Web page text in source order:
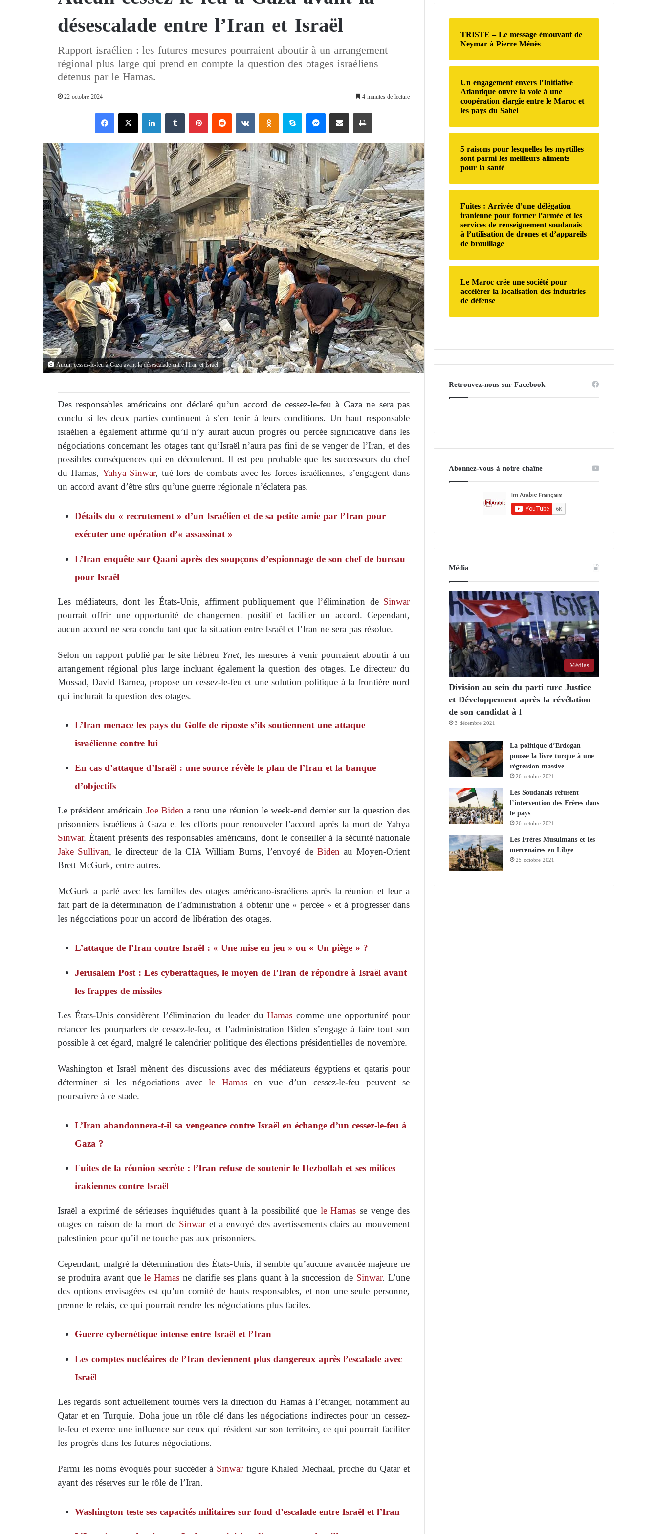
désescalade entre l’Iran et Israël
Rapport israélien : les futures mesures pourraient aboutir à un arrangement
régional plus large qui prend en compte la question des otages israéliens
détenus par le Hamas.
22 octobre 2024 4 minutes de lecture
X
Aucun cessez-le-feu à Gaza avant la désescalade entre l'Iran et Israël
Des responsables américains ont déclaré qu’un accord de cessez-le-feu à Gaza ne sera pas
conclu si les deux parties continuent à s’en tenir à leurs conditions. Un haut responsable
israélien a également affirmé qu’il n’y aurait aucun progrès ou percée significative dans les
négociations concernant les otages tant qu’Israël n’aura pas fini de se venger de l’Iran, et des
possibles conséquences qui en découleront. Il est peu probable que les successeurs du chef
du Hamas, Yahya Sinwar, tué lors de combats avec les forces israéliennes, s’engagent dans
un accord avant d’être sûrs qu’une guerre régionale n’éclatera pas.
Détails du « recrutement » d’un Israélien et de sa petite amie par l’Iran pour
exécuter une opération d’« assassinat »
L’Iran enquête sur Qaani après des soupçons d’espionnage de son chef de bureau
pour Israël
Les médiateurs, dont les États-Unis, affirment publiquement que l’élimination de Sinwar
pourrait offrir une opportunité de changement positif et faciliter un accord. Cependant,
aucun accord ne sera conclu tant que la situation entre Israël et l’Iran ne sera pas résolue.
Selon un rapport publié par le site hébreu Ynet, les mesures à venir pourraient aboutir à un
arrangement régional plus large incluant également la question des otages. Le directeur du
Mossad, David Barnea, propose un cessez-le-feu et une solution politique à la frontière nord
qui inclurait la question des otages.
L’Iran menace les pays du Golfe de riposte s’ils soutiennent une attaque
israélienne contre lui
En cas d’attaque d’Israël : une source révèle le plan de l’Iran et la banque
d’objectifs
Le président américain Joe Biden a tenu une réunion le week-end dernier sur la question des
prisonniers israéliens à Gaza et les efforts pour renouveler l’accord après la mort de Yahya
Sinwar. Étaient présents des responsables américains, dont le conseiller à la sécurité nationale
Jake Sullivan, le directeur de la CIA William Burns, l’envoyé de Biden au Moyen-Orient
Brett McGurk, entre autres.
McGurk a parlé avec les familles des otages américano-israéliens après la réunion et leur a
fait part de la détermination de l’administration à obtenir une « percée » et à progresser dans
les négociations pour un accord de libération des otages.
L’attaque de l’Iran contre Israël : « Une mise en jeu » ou « Un piège » ?
Jerusalem Post : Les cyberattaques, le moyen de l’Iran de répondre à Israël avant
les frappes de missiles
Les États-Unis considèrent l’élimination du leader duHamas comme une opportunité pour
relancer les pourparlers de cessez-le-feu, et l’administration Biden s’engage à faire tout son
possible à cet égard, malgré le calendrier politique des élections présidentielles de novembre.
Washington et Israël mènent des discussions avec des médiateurs égyptiens et qataris pour
déterminer si les négociations avecle Hamasen vue d’un cessez-le-feu peuvent se
poursuivre à ce stade.
L’Iran abandonnera-t-il sa vengeance contre Israël en échange d’un cessez-le-feu à
Gaza ?
Fuites de la réunion secrète : l’Iran refuse de soutenir le Hezbollah et ses milices
irakiennes contre Israël
Israël a exprimé de sérieuses inquiétudes quant à la possibilité quele Hamas se venge des
otages en raison de la mort de Sinwaret a envoyé des avertissements clairs au mouvement
palestinien pour qu’il ne touche pas aux prisonniers.
Cependant, malgré la détermination des États-Unis, il semble qu’aucune avancée majeure ne
se produira avant quele Hamasne clarifie ses plans quant à la succession de Sinwar. L’une
des options envisagées est qu’un comité de hauts responsables, et non une seule personne,
prenne le relais, ce qui pourrait rendre les négociations plus faciles.
Guerre cybernétique intense entre Israël et l’Iran
Les comptes nucléaires de l’Iran deviennent plus dangereux après l’escalade avec
Israël
Les regards sont actuellement tournés vers la direction du Hamas à l’étranger, notamment au
Qatar et en Turquie. Doha joue un rôle clé dans les négociations indirectes pour un cessez-
le-feu et exerce une influence sur ceux qui résident sur son territoire, ce qui pourrait faciliter
les progrès dans les futures négociations.
Parmi les noms évoqués pour succéder à Sinwarfigure Khaled Mechaal, proche du Qatar et
ayant des réserves sur le rôle de l’Iran.
Washington teste ses capacités militaires sur fond d’escalade entre Israël et l’Iran
c
h
e
TRISTE – Le message émouvant de
Neymar à Pierre Ménès
Un engagement envers l’Initiative
Atlantique ouvre la voie à une
coopération élargie entre le Maroc et
les pays du Sahel
5 raisons pour lesquelles les myrtilles
sont parmi les meilleurs aliments
pour la santé
Fuites : Arrivée d’une délégation
iranienne pour former l’armée et les
services de renseignement soudanais
à l’utilisation de drones et d’appareils
de brouillage
Le Maroc crée une société pour
accélérer la localisation des industries
de défense
Retrouvez-nous sur Facebook
Abonnez-vous à notre chaîne
Média
Médias
Division au sein du parti turc Justice
et Développement après la révélation
de son candidat à l
3 décembre 2021
La politique d’Erdogan
pousse la livre turque à une
régression massive
26 octobre 2021
Les Soudanais refusent
l’intervention des Frères dans
le pays
26 octobre 2021
Les Frères Musulmans et les
mercenaires en Libye
25 octobre 2021